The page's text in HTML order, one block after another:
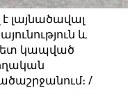
լայնածավալ
և
կապված
/